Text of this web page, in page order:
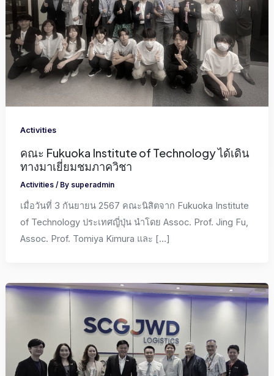
Activities
คณะ Fukuoka Institute of Technology ได้เดิน
ทางมาเยี่ยมชมภาควิชา
Activities / By superadmin
เมื่อวันที่ 3 กันยายน 2567 คณะนิสิตจาก Fukuoka Institute
of Technology ประเทศญี่ปุ่น นำโดย Assoc. Prof. Jing Fu,
Assoc. Prof. Tomiya Kimura และ […]